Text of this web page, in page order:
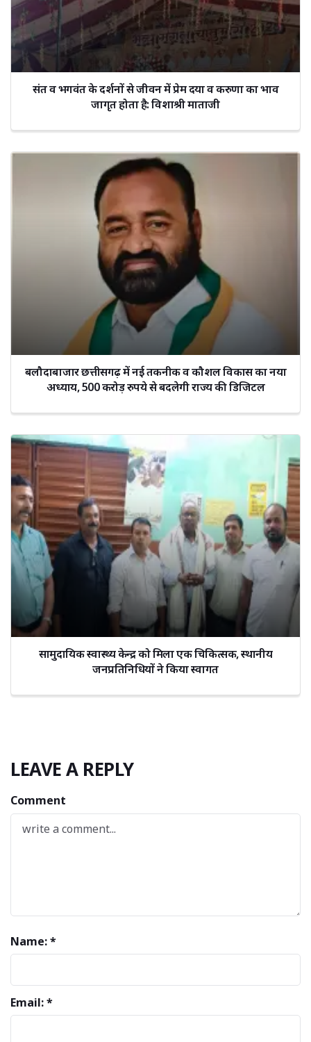
संत व भगवंत के दर्शनों से जीवन में प्रेम दया व करुणा का भाव
जागृत होता है: विशाश्री माताजी
बलौदाबाजार छत्तीसगढ़ में नई तकनीक व कौशल विकास का नया
अध्याय, 500 करोड़ रुपये से बदलेगी राज्य की डिजिटल
सामुदायिक स्वास्थ्य केन्द्र को मिला एक चिकित्सक, स्थानीय
जनप्रतिनिधियों ने किया स्वागत
LEAVE A REPLY
Comment
Name: *
Email: *